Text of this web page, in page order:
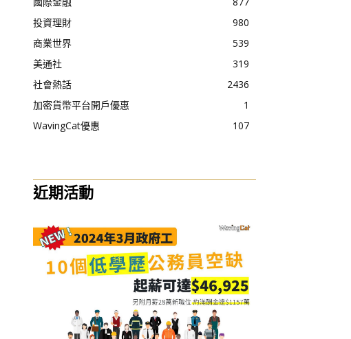
投資理財
980
商業世界
539
美通社
319
社會熱話
2436
加密貨幣平台開戶優惠
1
WavingCat優惠
107
近期活動